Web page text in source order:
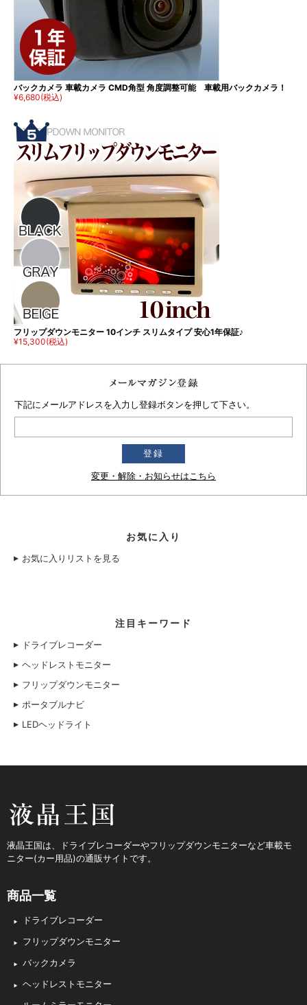
バックカメラ 車載カメラ CMD角型 角度調整可能 車載用バックカメラ！
¥6,680(税込)
フリップダウンモニター 10インチ スリムタイプ 安心1年保証♪
¥15,300(税込)
下記にメールアドレスを入力し登録ボタンを押して下さい。
変更・解除・お知らせはこちら
お気に入り
お気に入りリストを見る
注目キーワード
ドライブレコーダー
ヘッドレストモニター
フリップダウンモニター
ポータブルナビ
LEDヘッドライト
液晶王国は、ドライブレコーダーやフリップダウンモニターなど車載モ
ニター(カー用品)の通販サイトです。
商品一覧
ドライブレコーダー
フリップダウンモニター
バックカメラ
ヘッドレストモニター